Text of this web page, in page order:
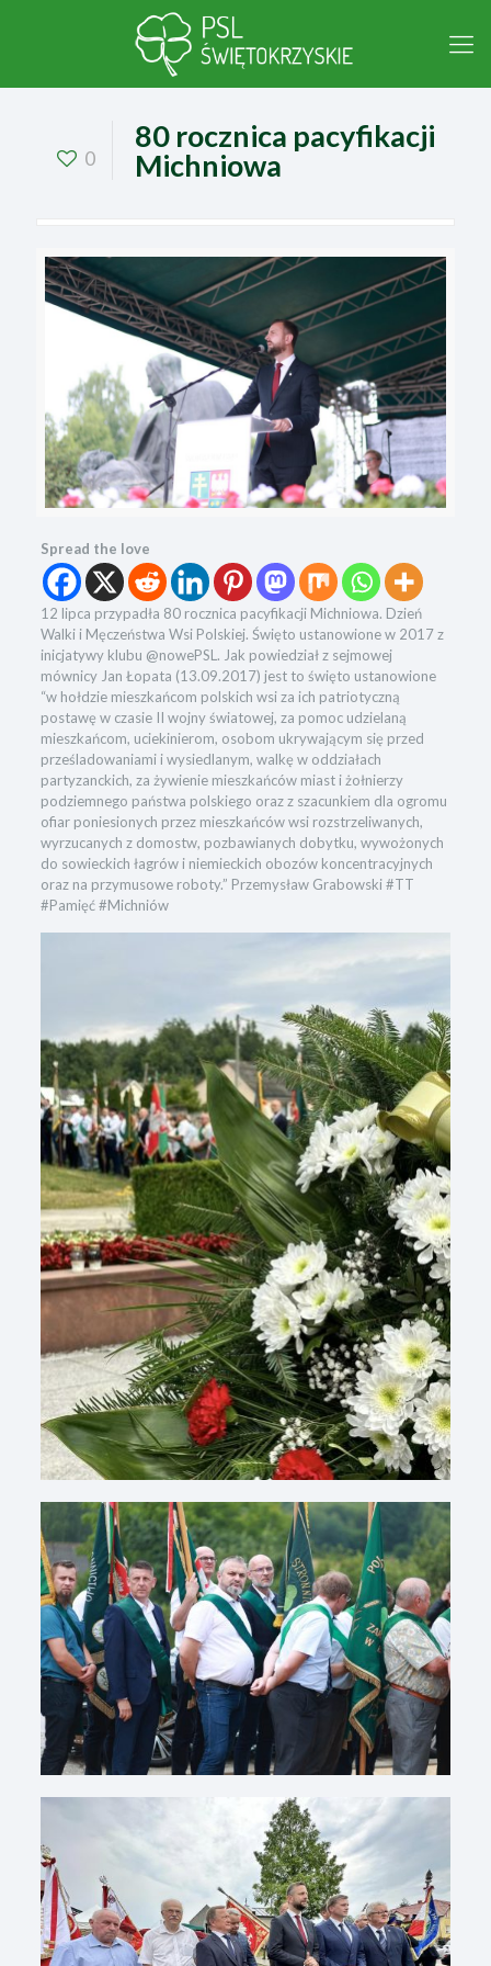
0
80 rocznica pacyfikacji
Michniowa
Spread the love
12 lipca przypadła 80 rocznica pacyfikacji Michniowa. Dzień
Walki i Męczeństwa Wsi Polskiej. Święto ustanowione w 2017 z
inicjatywy klubu @nowePSL. Jak powiedział z sejmowej
mównicy Jan Łopata (13.09.2017) jest to święto ustanowione
“w hołdzie mieszkańcom polskich wsi za ich patriotyczną
postawę w czasie II wojny światowej, za pomoc udzielaną
mieszkańcom, uciekinierom, osobom ukrywającym się przed
prześladowaniami i wysiedlanym, walkę w oddziałach
partyzanckich, za żywienie mieszkańców miast i żołnierzy
podziemnego państwa polskiego oraz z szacunkiem dla ogromu
ofiar poniesionych przez mieszkańców wsi rozstrzeliwanych,
wyrzucanych z domostw, pozbawianych dobytku, wywożonych
do sowieckich łagrów i niemieckich obozów koncentracyjnych
oraz na przymusowe roboty.” Przemysław Grabowski #TT
#Pamięć #Michniów